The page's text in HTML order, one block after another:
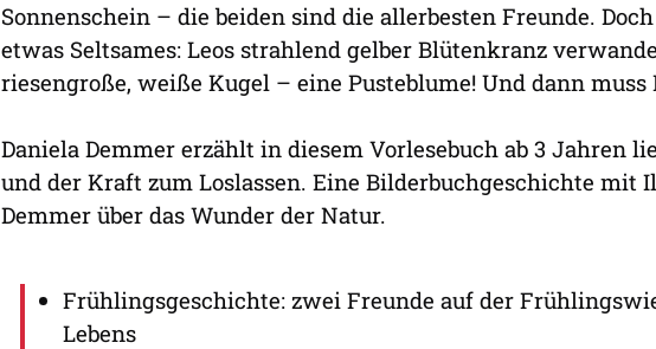
Sonnenschein – die beiden sind die allerbesten Freunde.
etwas Seltsames: Leos strahlend gelber Blütenkranz
riesengroße, weiße Kugel – eine Pusteblume! Und dann
Daniela Demmer erzählt in diesem Vorlesebuch ab 3 Jahren
und der Kraft zum Loslassen. Eine Bilderbuchgeschichte
Demmer über das Wunder der Natur.
Frühlingsgeschichte: zwei Freunde auf der
Lebens